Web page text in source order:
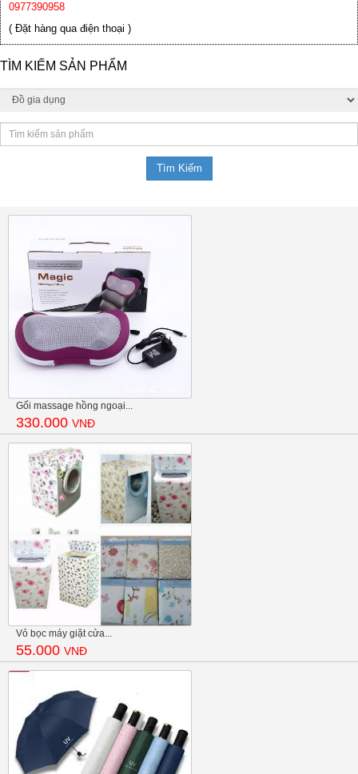
0977390958
( Đặt hàng qua điện thoại )
TÌM KIẾM SẢN PHẨM
Gối massage hồng ngoại...
330.000 VNĐ
Vỏ bọc máy giặt cửa...
55.000 VNĐ